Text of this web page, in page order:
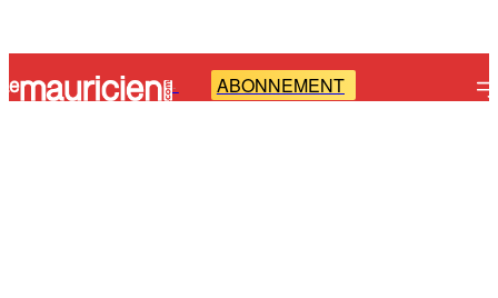
- ABONNEMENT